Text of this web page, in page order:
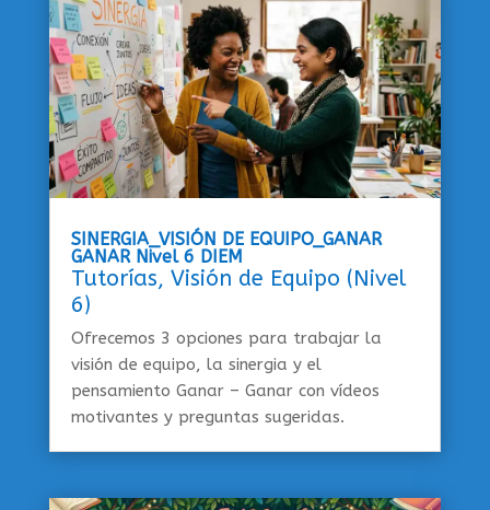
SINERGIA_VISIÓN DE EQUIPO_GANAR
GANAR Nivel 6 DIEM
Tutorías, Visión de Equipo (Nivel
6)
Ofrecemos 3 opciones para trabajar la
visión de equipo, la sinergia y el
pensamiento Ganar – Ganar con vídeos
motivantes y preguntas sugeridas.